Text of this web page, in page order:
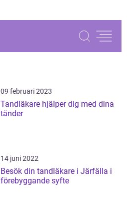
09 februari 2023
Tandläkare hjälper dig med dina
tänder
14 juni 2022
Besök din tandläkare i Järfälla i
förebyggande syfte